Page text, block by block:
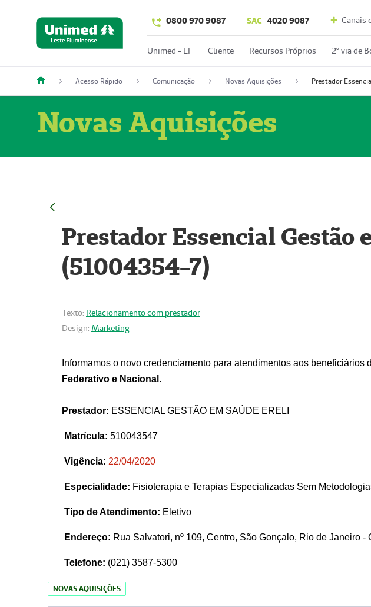
0800 970 9087 SAC 4020 9087 Canais
Unimed - LF Cliente Recursos Próprios 2º via de
Acesso Rápido Comunicação Novas Aquisições
Novas Aquisições
Prestador Essencial Gestão
(51004354-7)
Texto: Relacionamento com prestador
Design: Marketing
Informamos o novo credenciamento para atendimentos aos beneficiários
Federativo e Nacional .
Prestador: ESSENCIAL GESTÃO EM SAÚDE ERELI
Matrícula: 510043547
Vigência: 22/04/2020
Especialidade: Fisioterapia e Terapias Especializadas Sem
Tipo de Atendimento: Eletivo
Endereço: Rua Salvatori, nº 109, Centro, São Gonçalo, Rio de Janeiro -
Telefone: (021) 3587-5300
NOVAS AQUISIÇÕES